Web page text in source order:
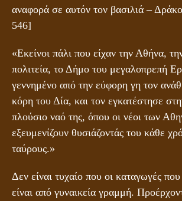
αναφορά σε αυτόν τον βασιλιά –
546]
«Εκείνοι πάλι που είχαν την Αθήνα,
πολιτεία, το Δήμο του μεγαλοπρεπή
γεννημένο από την εύφορη γη τον
κόρη του Δία, και τον εγκατέστησε
πλούσιο ναό της, όπου οι νέοι των
εξευμενίζουν θυσιάζοντάς του κάθε
ταύρους.»
Δεν είναι τυχαίο που οι καταγωγές
είναι από γυναικεία γραμμή.